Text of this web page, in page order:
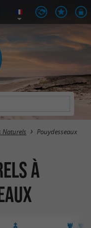
Naturels Pouydesseaux
à